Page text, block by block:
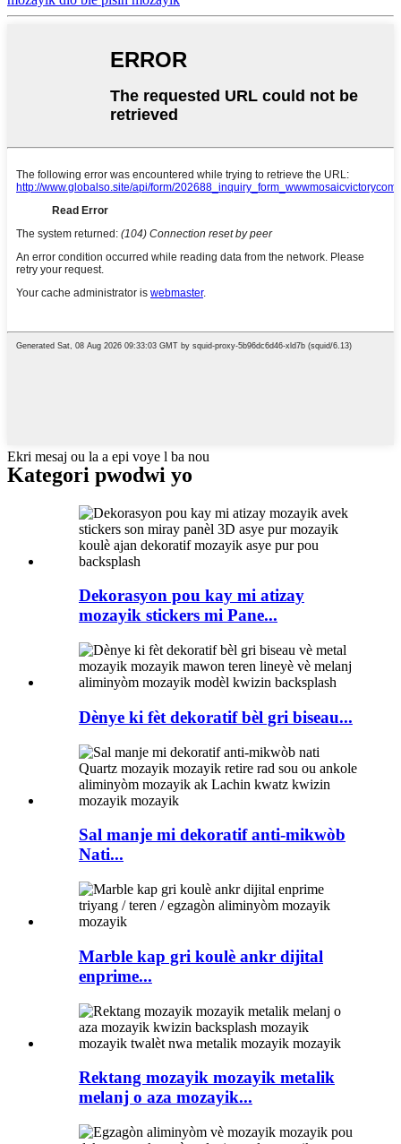
Ekri mesaj ou la a epi voye l ba nou
Kategori pwodwi yo
Dekorasyon pou kay mi atizay
mozayik stickers mi Pane...
Dènye ki fèt dekoratif bèl gri biseau...
Sal manje mi dekoratif anti-mikwòb
Nati...
Marble kap gri koulè ankr dijital
enprime...
Rektang mozayik mozayik metalik
melanj o aza mozayik...